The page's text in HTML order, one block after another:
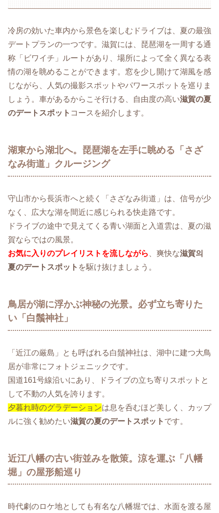
冷房の効いた車内から景色を楽しむドライブは、夏の最強
デートプランの一つです。滋賀には、琵琶湖を一周する通
称「ビワイチ」ルートがあり、場所によって全く異なる表
情の湖を眺めることができます。窓を少し開けて湖風を感
じながら、人気の撮影スポットやパワースポットを巡りま
しょう。車があるからこそ行ける、自由度の高い滋賀の夏
のデートスポット コースを紹介します。
湖東から湖北へ。琵琶湖を左手に眺める「さざ
なみ街道」クルージング
守山市から長浜市へと続く「さざなみ街道」は、信号が少
なく、広大な湖を間近に感じられる快走路です。
ドライブの途中で見えてくる青い湖面と入道雲は、夏の滋
賀ならではの風景。
お気に入りのプレイリストを流しながら
、爽快な滋賀의
夏のデートスポット を駆け抜けましょう。
鳥居が湖に浮かぶ神秘の光景。必ず立ち寄りた
い「白鬚神社」
「近江の厳島」とも呼ばれる白鬚神社は、湖中に建つ大鳥
居が非常にフォトジェニックです。
国道161号線沿いにあり、ドライブの立ち寄りスポットと
して不動の人気を誇ります。
夕暮れ時のグラデーションは息を呑むほど美しく、カップ
ルに強く勧めたい滋賀の夏のデートスポット です。
近江八幡の古い街並みを散策。涼を運ぶ「八幡
堀」の屋形船巡り
時代劇のロケ地としても有名な八幡堀では、水面を渡る屋